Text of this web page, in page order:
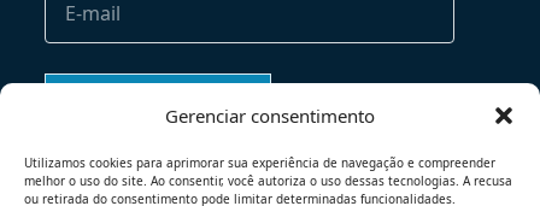
Gerenciar consentimento
Utilizamos cookies para aprimorar sua experiência de navegação e compreender
melhor o uso do site. Ao consentir, você autoriza o uso dessas tecnologias. A recusa
ou retirada do consentimento pode limitar determinadas funcionalidades.